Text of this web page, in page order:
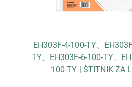
QY7149 | DRŽAČ ZA
OLOVKE "Uradi sam"